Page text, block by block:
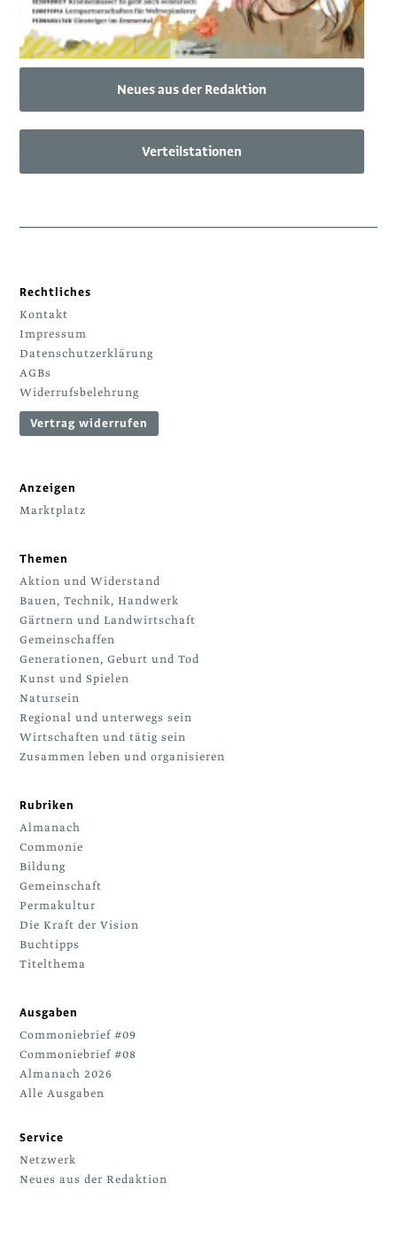
Neues aus der Redaktion
Verteilstationen
Rechtliches
Kontakt
Impressum
Datenschutzerklärung
AGBs
Widerrufsbelehrung
Vertrag widerrufen
Anzeigen
Marktplatz
Themen
Aktion und Widerstand
Bauen, Technik, Handwerk
Gärtnern und Landwirtschaft
Gemeinschaffen
Generationen, Geburt und Tod
Kunst und Spielen
Natursein
Regional und unterwegs sein
Wirtschaften und tätig sein
Zusammen leben und organisieren
Rubriken
Almanach
Commonie
Bildung
Gemeinschaft
Permakultur
Die Kraft der Vision
Buchtipps
Titelthema
Ausgaben
Commoniebrief #09
Commoniebrief #08
Almanach 2026
Alle Ausgaben
Service
Netzwerk
Neues aus der Redaktion